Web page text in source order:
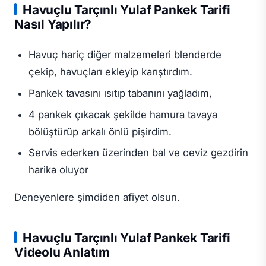
Havuçlu Tarçınlı Yulaf Pankek Tarifi
Nasıl Yapılır?
Havuç hariç diğer malzemeleri blenderde
çekip, havuçları ekleyip karıştırdım.
Pankek tavasını ısıtıp tabanını yağladım,
4 pankek çıkacak şekilde hamura tavaya
bölüştürüp arkalı önlü pişirdim.
Servis ederken üzerinden bal ve ceviz gezdirin
harika oluyor
Deneyenlere şimdiden afiyet olsun.
Havuçlu Tarçınlı Yulaf Pankek Tarifi
Videolu Anlatım